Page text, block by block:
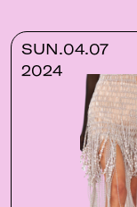
SUN.04.07
2024